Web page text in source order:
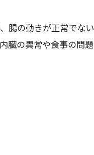
腸の動きが正常でない
臓の異常や食事の問題